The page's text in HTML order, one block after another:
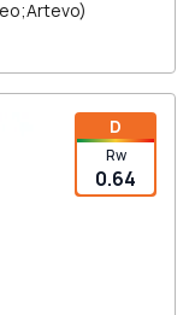
D
Rw
0.64